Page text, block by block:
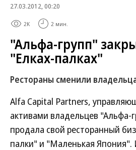
27.03.2012, 00:20
2K 2 мин.
"Альфа-групп"
"Елках-палках"
Рестораны сменили
Alfa Capital Partners,
активами владельцев "Альфа-
продала свой ресторанный
палки" и "Маленькая